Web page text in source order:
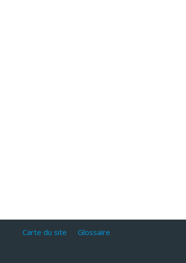
Carte du site Glossaire